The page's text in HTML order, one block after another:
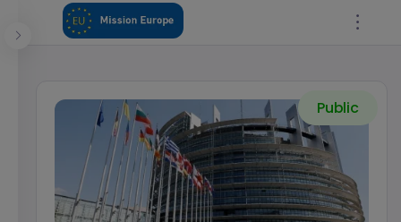
Se connecter
Public
Panneau de gestion des cookies